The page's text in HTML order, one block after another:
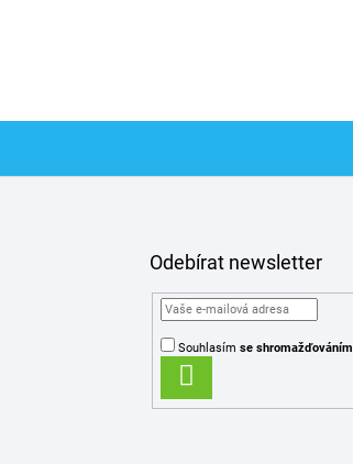
Odebírat newsletter
Souhlasím se shromažďováním
SE